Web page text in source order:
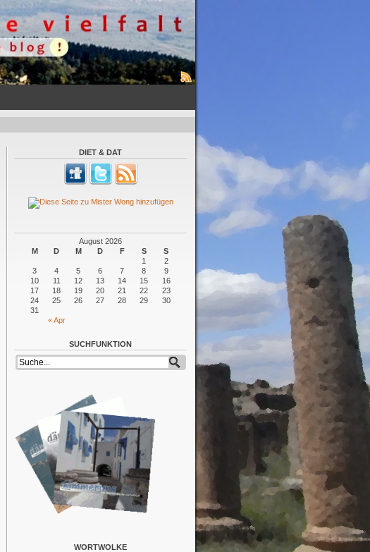
DIET & DAT
August 2026
M
D M D F S S
« Apr
1
2
3
4 5 6 7 8
9
10
11 12 13 14 15
16
17
18 19 20 21 22
23
24
25 26 27 28 29
30
31
SUCHFUNKTION
WORTWOLKE